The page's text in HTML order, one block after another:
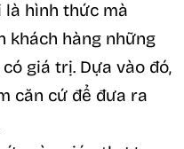
là hình thức mà
khách hàng những
giá trị. Dựa vào đó,
căn cứ để đưa ra